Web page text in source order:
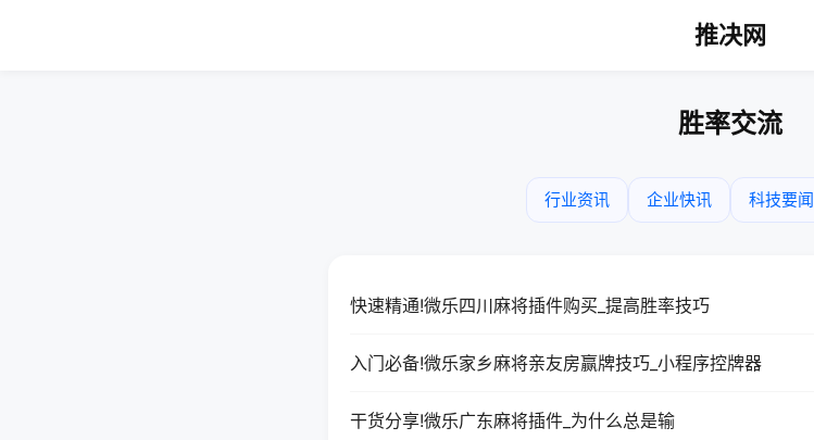
推决网
胜率交流
行业资讯 企业快讯 科技要闻
快速精通!微乐四川麻将插件购买_提高胜率技巧
入门必备!微乐家乡麻将亲友房赢牌技巧_小程序控牌器
干货分享!微乐广东麻将插件_为什么总是输